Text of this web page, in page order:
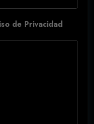
de Privacidad